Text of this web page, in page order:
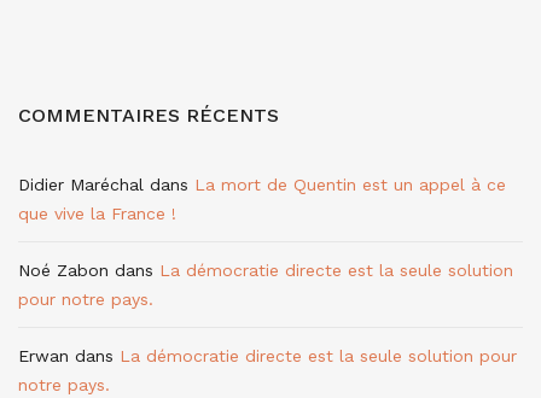
COMMENTAIRES RÉCENTS
Didier Maréchal dans La mort de Quentin est un appel à ce
que vive la France !
Noé Zabon dans La démocratie directe est la seule solution
pour notre pays.
Erwan dans La démocratie directe est la seule solution pour
notre pays.